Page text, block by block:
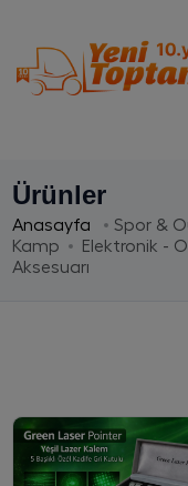
Ürünler
Anasayfa Spor &
Kamp
Elektronik -
Aksesuarı